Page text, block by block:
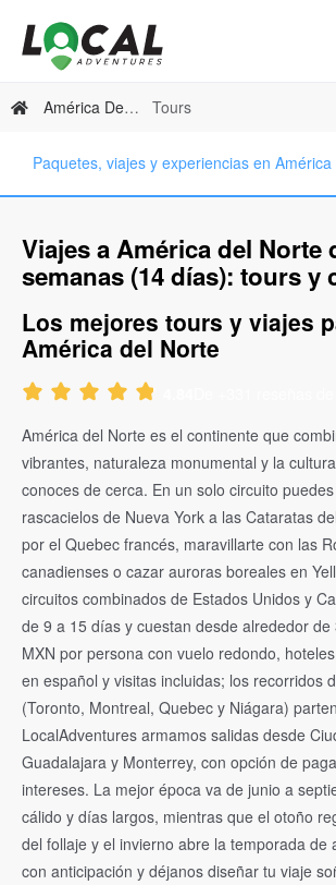
América Del Norte Tours
Paquetes, viajes y experiencias en
Viajes a América del Norte
semanas (14 días): tours y
Los mejores tours y viajes
América del Norte
América del Norte es el continente que
vibrantes, naturaleza monumental y la
conoces de cerca. En un solo circuito
rascacielos de Nueva York a las Cataratas
por el Quebec francés, maravillarte con las
canadienses o cazar auroras boreales en
circuitos combinados de Estados Unidos y
de 9 a 15 días y cuestan desde alrededor de
MXN por persona con vuelo redondo,
en español y visitas incluidas; los recorridos
(Toronto, Montreal, Quebec y Niágara)
LocalAdventures armamos salidas desde
Guadalajara y Monterrey, con opción de
intereses. La mejor época va de junio a
cálido y días largos, mientras que el otoño
del follaje y el invierno abre la temporada de
con anticipación y déjanos diseñar tu viaje